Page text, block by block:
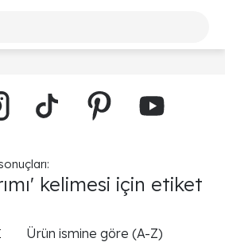
kelimesi için etiket
Ürün ismine göre (A-Z)